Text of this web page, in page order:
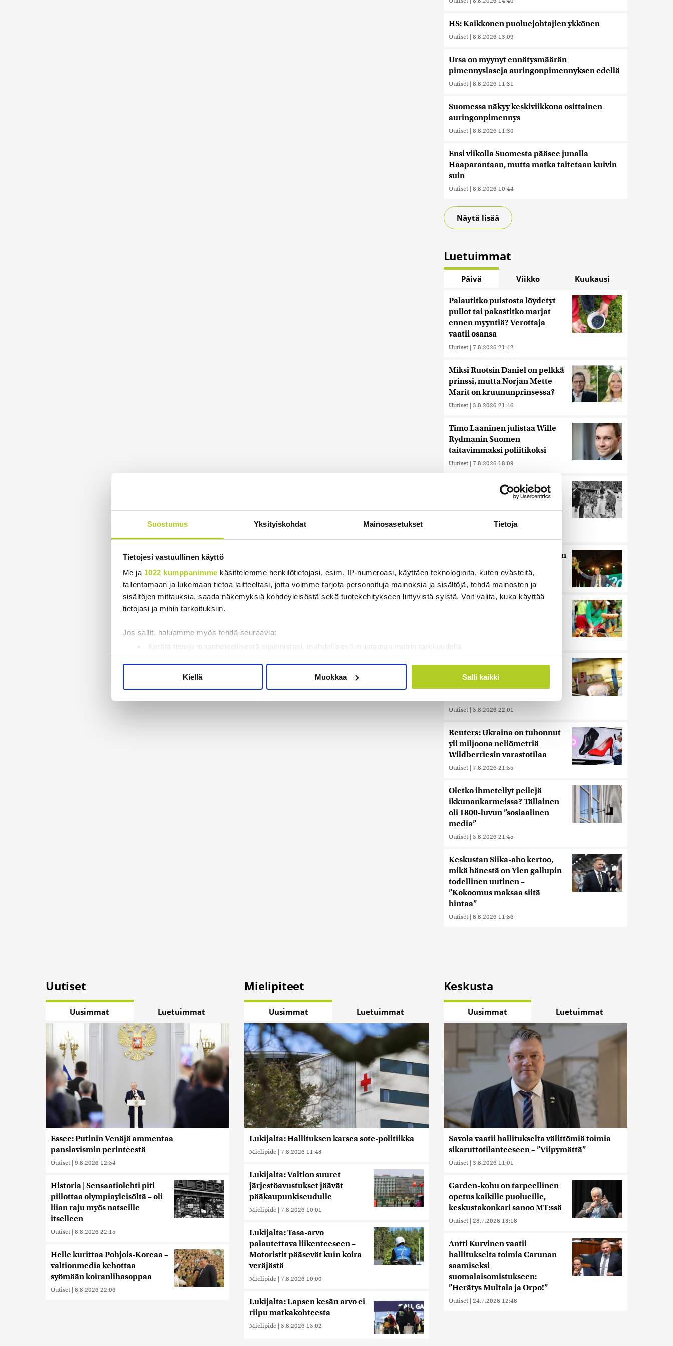
Suostumus Yksityiskohdat Mainosasetukset Tietoja
Tietojesi vastuullinen käyttö
Me ja 1022 kumppanimme käsittelemme henkilötietojasi, esim. IP-numeroasi, käyttäen teknologioita, kuten evästeitä,
tallentamaan ja lukemaan tietoa laitteeltasi, jotta voimme tarjota personoituja mainoksia ja sisältöjä, tehdä mainosten ja
sisältöjen mittauksia, saada näkemyksiä kohdeyleisöstä sekä tuotekehitykseen liittyvistä syistä. Voit valita, kuka käyttää
tietojasi ja mihin tarkoituksiin.
Jos sallit, haluamme myös tehdä seuraavia:
Kerätä tietoja maantieteellisestä sijainnistasi, mahdollisesti muutaman metrin tarkkuudella
Tunnistaa laitteesi skannaamalla sen ominaispiirteitä aktiivisesti (sormenjäljen muodostaminen)
Lue lisää siitä, miten henkilötietojasi käsitellään ja miten voit määrittää asetuksesi
. Voit muuttaa
Käytämme evästeitä tarjoamamme sisällön ja mainosten räätälöimiseen, sosiaalisen median ominaisuuksien tukemiseen
kumppaneillemme tietoja siitä, miten käytät sivustoamme. Kumppanimme voivat yhdistää näitä tietoja muihin tietoihin, joita
olet antanut heille tai joita on kerätty, kun olet käyttänyt heidän palvelujaan. Tietoja saatetaan myös siirtää ulkomaille.
Kiellä Muokkaa Salli kaikki
HS: Kaikkonen puoluejohtajien ykkönen
Uutiset | 8.8.2026 13:09
Ursa on myynyt ennätysmäärän
pimennyslaseja auringonpimennyksen edellä
Uutiset | 8.8.2026 11:31
Suomessa näkyy keskiviikkona osittainen
auringonpimennys
Uutiset | 8.8.2026 11:30
Ensi viikolla Suomesta pääsee junalla
Haaparantaan, mutta matka taitetaan kuivin
suin
Uutiset | 8.8.2026 10:44
Näytä lisää
Luetuimmat
Päivä Viikko Kuukausi
Palautitko puistosta löydetyt
pullot tai pakastitko marjat
ennen myyntiä? Verottaja
vaatii osansa
Uutiset | 7.8.2026 21:42
Miksi Ruotsin Daniel on pelkkä
prinssi, mutta Norjan Mette-
Marit on kruununprinsessa?
Uutiset | 3.8.2026 21:46
Timo Laaninen julistaa Wille
Rydmanin Suomen
taitavimmaksi poliitikoksi
Uutiset | 7.8.2026 18:09
Juutalainen miekkailija voitti
natseille mitalin ja kohotti
kätensä Hitler-tervehdykseen –
Miksi ihmeessä?
HS: Kaikkonen puoluejohtajien
Uutiset
Nämä ihmiset sairastuvat
muita herkemmin sydän- ja
Uutiset | 5.8.2026 22:01
Reuters: Ukraina on tuhonnut
yli miljoona neliömetriä
Wildberriesin varastotilaa
Uutiset | 7.8.2026 21:55
Oletko ihmetellyt peilejä
ikkunankarmeissa? Tällainen
oli 1800-luvun ”sosiaalinen
media”
Uutiset | 5.8.2026 21:45
Keskustan Siika-aho kertoo,
mikä hänestä on Ylen gallupin
todellinen uutinen –
”Kokoomus maksaa siitä
hintaa”
Uutiset | 6.8.2026 11:56
Uutiset
Uusimmat Luetuimmat
Essee: Putinin Venäjä ammentaa
panslavismin perinteestä
Uutiset | 9.8.2026 12:54
Historia | Sensaatiolehti piti
piilottaa olympiayleisöltä – oli
liian raju myös natseille
itselleen
Uutiset | 8.8.2026 22:15
Helle kurittaa Pohjois-Koreaa –
valtionmedia kehottaa
syömään koiranlihasoppaa
Uutiset | 8.8.2026 22:06
Mielipiteet
Uusimmat Luetuimmat
Lukijalta: Hallituksen karsea sote-politiikka
Mielipide | 7.8.2026 11:43
Lukijalta: Valtion suuret
järjestöavustukset jäävät
pääkaupunkiseudulle
Mielipide | 7.8.2026 10:01
Lukijalta: Tasa-arvo
palautettava liikenteeseen –
Motoristit pääsevät kuin koira
veräjästä
Mielipide | 7.8.2026 10:00
Lukijalta: Lapsen kesän arvo ei
riipu matkakohteesta
Mielipide | 5.8.2026 15:02
Keskusta
Uusimmat Luetuimmat
Savola vaatii hallitukselta välittömiä toimia
sikaruttotilanteeseen – ”Viipymättä”
Uutiset | 3.8.2026 11:01
Garden-kohu on tarpeellinen
opetus kaikille puolueille,
keskustakonkari sanoo MT:ssä
Uutiset | 28.7.2026 13:18
Antti Kurvinen vaatii
hallitukselta toimia Carunan
saamiseksi
suomalaisomistukseen:
”Herätys Multala ja Orpo!”
Uutiset | 24.7.2026 12:48